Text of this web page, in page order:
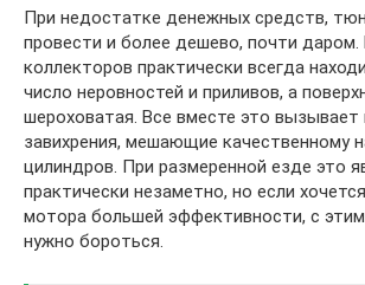
При недостатке денежных средств,
провести и более дешево, почти даром.
коллекторов практически всегда
число неровностей и приливов, а
шероховатая. Все вместе это вызывает
завихрения, мешающие качественному
цилиндров. При размеренной езде это
практически незаметно, но если
мотора большей эффективности, с
нужно бороться.